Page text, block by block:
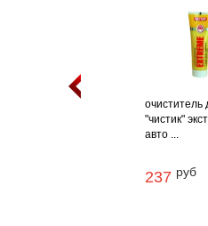
очиститель
"чистик"
авто ...
237 руб